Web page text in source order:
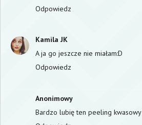
Odpowiedz
Kamila JK
A ja go jeszcze nie miałam:D
Odpowiedz
Anonimowy
Bardzo lubię ten peeling kwasowy